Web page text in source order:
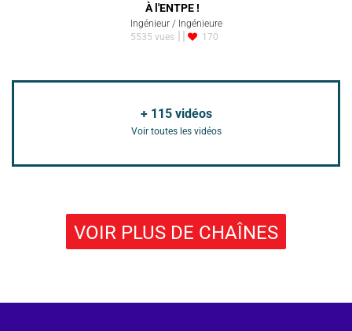
À l'ENTPE !
Ingénieur / Ingénieure
5535 vues
170
+ 115vidéos
Voir toutes les vidéos
VOIR PLUS DE CHAÎNES